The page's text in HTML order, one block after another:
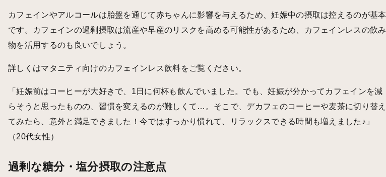
カフェインやアルコールは胎盤を通じて赤ちゃんに影響を与えるため、妊娠中の摂取は控えるのが基本
です。カフェインの過剰摂取は流産や早産のリスクを高める可能性があるため、カフェインレスの飲み
物を活用するのも良いでしょう。
詳しくはマタニティ向けのカフェインレス飲料をご覧ください。
「妊娠前はコーヒーが大好きで、1日に何杯も飲んでいました。でも、妊娠が分かってカフェインを減
らそうと思ったものの、習慣を変えるのが難しくて…。そこで、デカフェのコーヒーや麦茶に切り替え
てみたら、意外と満足できました！今ではすっかり慣れて、リラックスできる時間も増えました♪」
（20代女性）
過剰な糖分・塩分摂取の注意点